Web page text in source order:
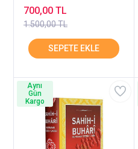
1.500,00 TL
700,00 TL
Aynı
Gün
Kargo